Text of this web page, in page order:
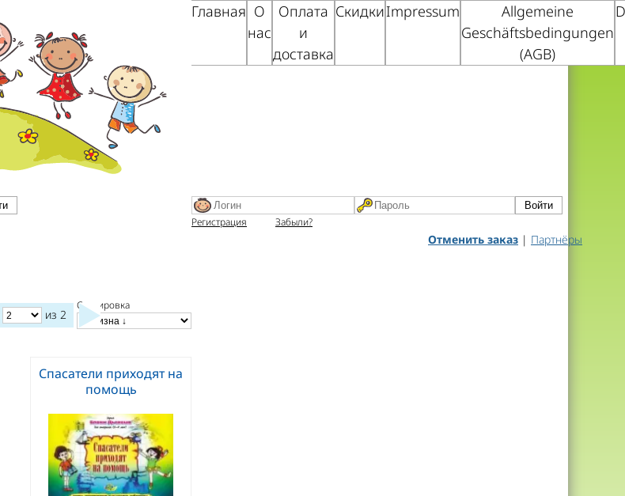
Главная О
нас
Оплата
и
доставка
СкидкиImpressum
Allgemeine
Geschäftsbedingungen
(AGB)
Регистрация Забыли?
из 2
Сортировка
Спасатели приходят на
помощь
Отменить заказ | Партнёры